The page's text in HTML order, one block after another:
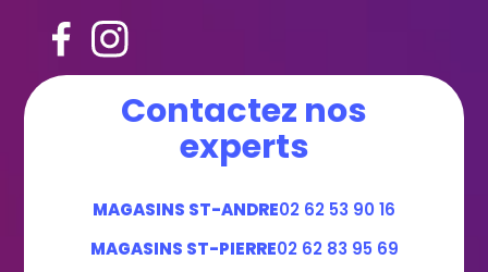
Contactez nos
experts
MAGASINS ST-ANDRE02 62 53 90 16
MAGASINS ST-PIERRE02 62 83 95 69